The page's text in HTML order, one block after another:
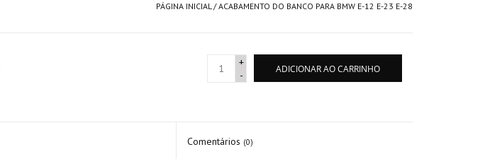
PÁGINA INICIAL/ACABAMENTO DO BANCO PARA BMW E-12 E-23 E-28
+
-
ADICIONAR AO CARRINHO
Comentários (0)